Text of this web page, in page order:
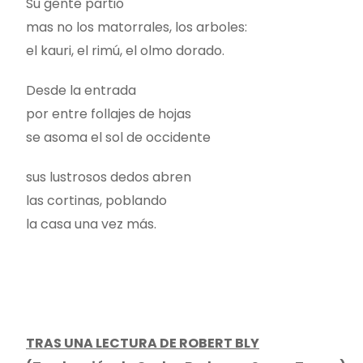
mas no los matorrales, los arboles:
el kauri, el rimú, el olmo dorado.
Desde la entrada
por entre follajes de hojas
se asoma el sol de occidente
sus lustrosos dedos abren
las cortinas, poblando
la casa una vez más.
TRAS UNA LECTURA DE ROBERT BLY